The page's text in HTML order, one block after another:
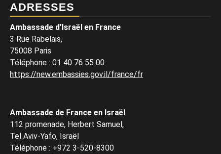
ADRESSES
Ambassade d’Israël en France
3 Rue Rabelais,
75008 Paris
Téléphone : 01 40 76 55 00
https://new.embassies.gov.il/france/fr
Ambassade de France en Israël
112 promenade, Herbert Samuel,
Tel Aviv-Yafo, Israël
Téléphone : +972 3-520-8300